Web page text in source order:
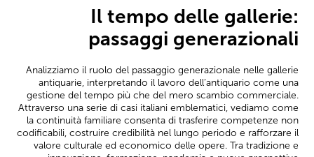
Il tempo delle gallerie:
passaggi generazionali
Analizziamo il ruolo del passaggio generazionale nelle gallerie
antiquarie, interpretando il lavoro dell’antiquario come una
gestione del tempo più che del mero scambio commerciale.
Attraverso una serie di casi italiani emblematici, vediamo come
la continuità familiare consenta di trasferire competenze non
codificabili, costruire credibilità nel lungo periodo e rafforzare il
valore culturale ed economico delle opere. Tra tradizione e